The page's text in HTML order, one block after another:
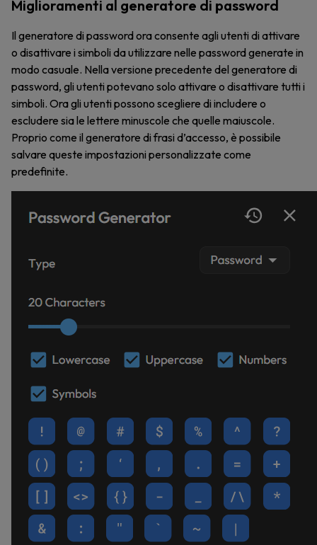
Miglioramenti al generatore di password
Il generatore di password ora consente agli utenti di attivare
o disattivare i simboli da utilizzare nelle password generate in
modo casuale. Nella versione precedente del generatore di
password, gli utenti potevano solo attivare o disattivare tutti i
simboli. Ora gli utenti possono scegliere di includere o
escludere sia le lettere minuscole che quelle maiuscole.
Proprio come il generatore di frasi d’accesso, è possibile
salvare queste impostazioni personalizzate come
predefinite.